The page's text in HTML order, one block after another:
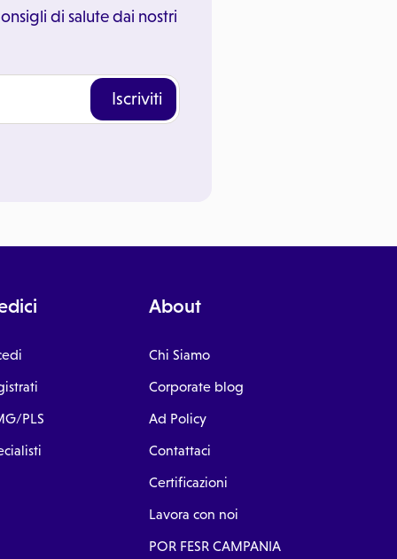
di salute dai nostri
Iscriviti
PLS
About
Chi Siamo
Corporate blog
Ad Policy
Contattaci
Certificazioni
Lavora con noi
POR FESR CAMPANIA